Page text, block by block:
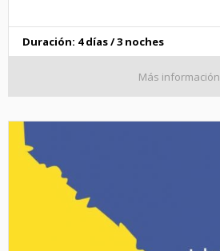
Duración: 4 días / 3 noches
Más información